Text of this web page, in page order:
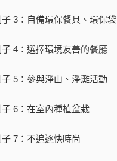
關於配客嘉
我的購物車
3：自備環保餐具、環保袋
4：選擇環境友善的餐廳
5：參與淨山、淨灘活動
6：在室內種植盆栽
7：不追逐快時尚